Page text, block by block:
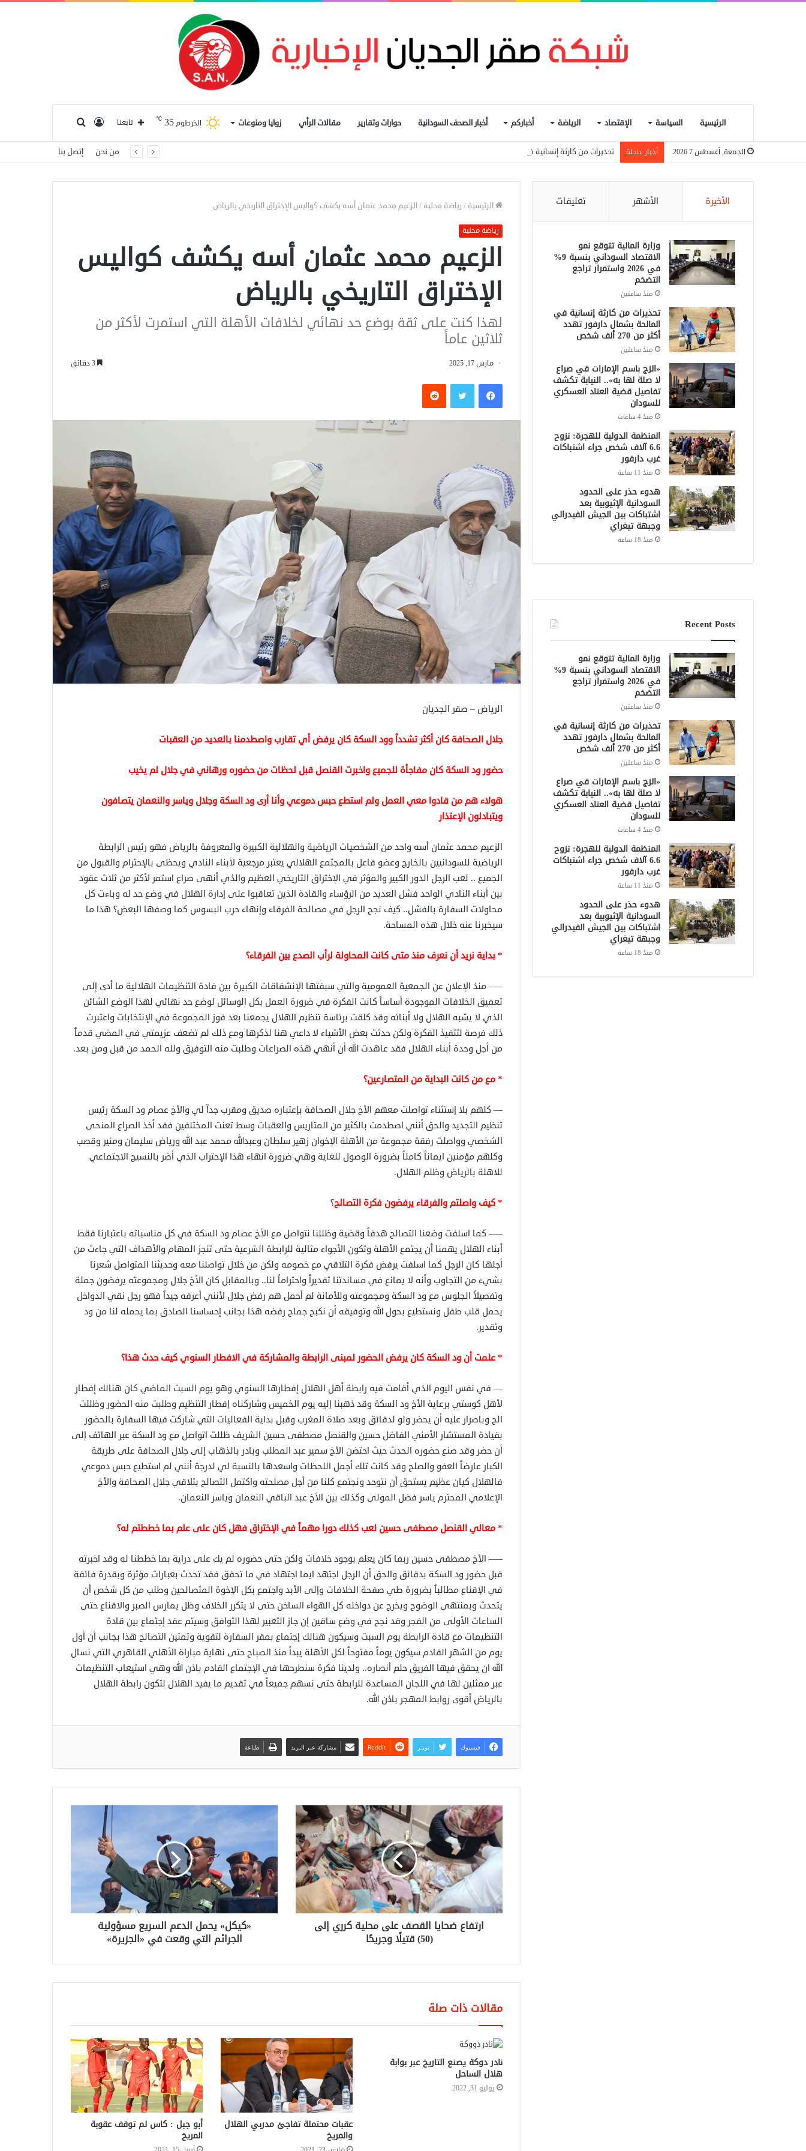
الرئيسية السياسة الإقتصاد الرياضة أخباركم أخبار الصحف السودانية حوارات وتقارير مقالات الرأي زوايا ومنوعات بحث
عن
تسجيل
الدخول
تابعنا الخرطوم35
℃
الجمعة, أغسطس 7 2026 أخبار عاجلة تحذيرات من كارثة إنسانية في المالحة بشمال دارفور تهدد أكثر من 270 ألف شخص من نحن إتصل بنا
الرئيسية / رياضة محلية /الزعيم محمد عثمان أسه يكشف كواليس الإختراق التاريخي بالرياض
رياضة محلية
الزعيم محمد عثمان أسه يكشف كواليس
الإختراق التاريخي بالرياض
لهذا كنت على ثقة بوضع حد نهائي لخلافات الأهلة التي استمرت لأكثر من
ثلاثين عاماً
مارس 17, 2025
فيسبوكتويتر
الرياض – صقر الجديان
جلال الصحافة كان أكثر تشددٱ وود السكة كان يرفض أي تقارب واصطدمنا بالعديد من العقبات
حضور ود السكة كان مفاجأة للجميع واخبرت القنصل قبل لحظات من حضوره ورهاني في جلال لم يخيب
هولاء هم من قادوا معي العمل ولم استطع حبس دموعي وأنا أرى ود السكة وجلال وياسر والنعمان يتصافون
ويتبادلون الإعتذار
الزعيم محمد عثمان أسه واحد من الشخصيات الرياضية والهلالية الكبيرة والمعروفة بالرياض فهو رئيس الرابطة
الرياضية للسودانيين بالخارج وعضو فاعل بالمجتمع الهلالي يعتبر مرجعية لأبناء النادي ويحظى بالإحترام والقبول من
الجميع .. لعب الرجل الدور الكبير والمؤثر في الإختراق التاريخي العظيم والذي أنهى صراع استمر لأكثر من ثلاث عقود
بين أبناء النادي الواحد فشل العديد من الرؤساء والقادة الذين تعاقبوا على إدارة الهلال في وضع حد له وباءت كل
محاولات السفارة بالفشل.. كيف نجح الرجل في مصالحة الفرقاء وإنهاء حرب البسوس كما وصفها البعض؟ هذا ما
سيخبرنا عنه خلال هذه المساحة.
* بداية نريد أن نعرف منذ متى كانت المحاولة لرأب الصدع بين الفرقاء؟
—– منذ الإعلان عن الجمعية العمومية والتي سبقتها الإنشقاقات الكبيرة بين قادة التنظيمات الهلالية ما أدى إلى
تعميق الخلافات الموجودة أساساً كانت الفكرة في ضرورة العمل بكل الوسائل لوضع حد نهائي لهذا الوضع الشائن
الذي لا يشبه الهلال ولا أبنائه وقد كلقت برئاسة تنظيم الهلال يجمعنا بعد فوز المجموعة في الإنتخابات واعتبرت
ذلك فرصة لتتفيذ الفكرة ولكن حدثت بعض الأشياء لا داعي هنا لذكرها ومع ذلك لم تضعف عزيمتي في المضي قدمٱ
من أجل وحدة أبناء الهلال فقد عاهدت الله أن أنهي هذه الصراعات وطلبت منه التوفيق ولله الحمد من قبل ومن بعد.
* مع من كانت البداية من المتصارعين؟
— كلهم بلا إستثناء تواصلت معهم الأخ جلال الصحافة بإعتباره صديق ومقرب جدآ لي والأخ عصام ود السكة رئيس
تنظيم التجديد والحق أنني اصطدمت بالكثير من المتاريس والعقبات وسط تعنت المختلفين فقد أخذ الصراع المنحى
الشخصي وواصلت رفقة مجموعة من الأهلة الإخوان زهير سلطان وعبدالله محمد عبد الله ورياض سليمان ومنير وقصب
وكلهم مؤمنين ايمانٱ كاملٱ بضرورة الوصول للغاية وهي ضرورة انهاء هذا الإحتراب الذي أضر بالنسيج الاجتماعي
للاهلة بالرياض وظلم الهلال.
* كيف واصلتم والفرقاء يرفضون فكرة التصالح؟
—– كما اسلفت وضعنا التصالح هدفٱ وقضية وظللنا نتواصل مع الأخ عصام ود السكة في كل مناسباته باعتبارنا فقط
أبناء الهلال يهمنا أن يجتمع الأهلة وتكون الأجواء مثالية للرابطة الشرعية حتى تنجز المهام والأهداف التي جاءت من
أجلها كان الرجل كما اسلفت يرفض فكرة التلاقي مع خصومه ولكن من خلال تواصلنا معه وحديثنا المتواصل شعرنا
بشيء من التجاوب وأنه لا يمانع في مساندتنا تقديرٱ واحتراماً لنا.. وبالمقابل كان الأخ جلال ومجموعته يرفضون جملة
وتفصيلاً الجلوس مع ود السكة ومجموعته وللأمانة لم أحمل هم رفض جلال لأنني أعرفه جيدٱ فهو رجل نقي الدواخل
يحمل قلب طفل ونستطيع بحول الله وتوفيقه أن نكبح جماح رفضه هذا بجانب إحساسنا الصادق بما يحمله لنا من ود
وتقدير.
* علمت أن ود السكة كان يرفض الحضور لمبنى الرابطة والمشاركة في الافطار السنوي كيف حدث هذا؟
— في نفس اليوم الذي أقامت فيه رابطة أهل الهلال إفطارها السنوي وهو يوم السبت الماضي كان هنالك إفطار
لأهل كوستي برعاية الأخ ود السكة وقد ذهبنا إليه يوم الخميس وشاركناه إفطار التنظيم وطلبت منه الحضور وظللت
الح وباصرار عليه أن يحضر ولو لدقائق وبعد صلاة المغرب وقبل بداية الفعاليات التي شاركت فيها السفارة بالحضور
بقيادة المستشار الأمني الفاضل حسين والقنصل مصطفى حسين الشريف ظللت اتواصل مع ود السكة عبر الهاتف إلى
أن حضر وقد صنع حضوره الحدث حيث احتضن الأخ سمير عبد المطلب وبادر بالذهاب إلى جلال الصحافة على طريقة
الكبار عارضٱ العفو والصلح وقد كانت تلك أجمل اللحظات واسعدها بالنسبة لي لدرجة أنني لم استطيع حبس دموعي
فالهلال كيان عظيم يستحق أن نتوحد ونجتمع كلنا من أجل مصلحته واكتمل التصالح بتلاقي جلال الصحافة والأخ
الإعلامي المحترم ياسر فضل المولى وكذلك بين الأخ عبد الباقي النعمان وياسر النعمان.
* معالي القنصل مصطفى حسين لعب كذلك دورا مهماً في الإختراق فهل كان على علم بما خططتم له؟
—– الأخ مصطفى حسين ربما كان يعلم بوجود خلافات ولكن حتى حضوره لم يك على دراية بما خططنا له وقد اخبرته
قبل حضور ود السكة بدقائق والحق أن الرجل اجتهد ايما اجتهاد في ما تحقق فقد تحدث بعبارات مؤثرة وبقدرة فائقة
في الإقناع مطالبٱ بضرورة طي صفحة الخلافات وإلى الأبد واجتمع بكل الإخوة المتصالحين وطلب من كل شخص أن
يتحدث وبمنتهى الوضوح ويخرج عن دواخله كل الهواء الساخن حتى لا يتكرر الخلاف وظل يمارس الصبر والاقناع حتى
الساعات الأولى من الفجر وقد نجح في وضع ساقين إن جاز التعبير لهذا التوافق وسيتم عقد إجتماع بين قادة
التنظيمات مع قادة الرابطة يوم السبت وسيكون هنالك إجتماع بمقر السفارة لتقوية وتمتين التصالح هذا بجانب أن أول
يوم من الشهر القادم سيكون يومٱ مفتوحٱ لكل الأهلة يبدأ منذ الصباح حتى نهاية مباراة الأهلي القاهري التي نسال
الله ان يحقق فيها الفريق حلم أنصاره.. ولدينا فكرة سنطرحها في الإجتماع القادم باذن الله وهي استيعاب التنظيمات
عبر ممثلين لها في اللجان المساعدة للرابطة حتى نسهم جميعٱ في تقديم ما يفيد الهلال لتكون رابطة الهلال
بالرياض أقوى روابط المهجر باذن الله.
فيسبوك تويتر مشاركة عبر البريد طباعة
ارتفاع ضحايا القصف على محلية كرري إلى
(50) قتيلًا وجريحًا
«كيكل» يحمل الدعم السريع مسؤولية
الجرائم التي وقعت في «الجزيرة»
مقالات ذات صلة
نادر دوكة يصنع التاريخ عبر بوابة
هلال الساحل
يوليو 31, 2022
عقبات محتملة تفاجئ مدربي الهلال
والمريخ
أبو جبل : كاس لم توقف عقوبة
المريخ
الأخيرة الأشهر تعليقات
وزارة المالية تتوقع نمو
الاقتصاد السوداني بنسبة 9%
في 2026 واستمرار تراجع
التضخم
منذ ساعتين
تحذيرات من كارثة إنسانية في
المالحة بشمال دارفور تهدد
أكثر من 270 ألف شخص
منذ ساعتين
«الزج باسم الإمارات في صراع
لا صلة لها به».. النيابة تكشف
تفاصيل قضية العتاد العسكري
للسودان
منذ 4 ساعات
المنظمة الدولية للهجرة: نزوح
6.6 آلاف شخص جراء اشتباكات
غرب دارفور
منذ 11 ساعة
هدوء حذر على الحدود
السودانية الإثيوبية بعد
اشتباكات بين الجيش الفيدرالي
وجبهة تيغراي
منذ 18 ساعة
Recent Posts
وزارة المالية تتوقع نمو
الاقتصاد السوداني بنسبة 9%
في 2026 واستمرار تراجع
التضخم
منذ ساعتين
تحذيرات من كارثة إنسانية في
المالحة بشمال دارفور تهدد
أكثر من 270 ألف شخص
منذ ساعتين
«الزج باسم الإمارات في صراع
لا صلة لها به».. النيابة تكشف
تفاصيل قضية العتاد العسكري
للسودان
منذ 4 ساعات
المنظمة الدولية للهجرة: نزوح
6.6 آلاف شخص جراء اشتباكات
غرب دارفور
منذ 11 ساعة
هدوء حذر على الحدود
السودانية الإثيوبية بعد
اشتباكات بين الجيش الفيدرالي
وجبهة تيغراي
منذ 18 ساعة